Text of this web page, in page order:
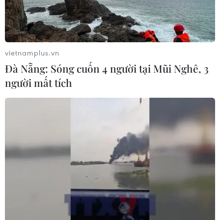
Việt Nam-Australia
06/08/2026 08:29
Hàn Quốc tăng cường giải pháp
ngăn chặn đánh bạc trực tuyến trong
quân đội
Tổng Bí thư, Chủ tịch nước Tô Lâm
sẽ thăm cấp Nhà nước tới Australia và
New Zealand
Mỹ phát tín hiệu ủng hộ ổn định
vietnamplus.vn
Đà Nẵng: Sóng cuốn 4 người tại Mũi Nghê, 3
người mất tích